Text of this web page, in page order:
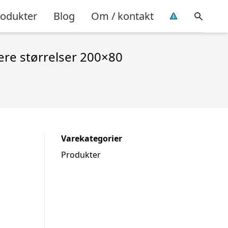
Blog Om / kontakt
størrelser 200×80
Varekategorier
Produkter